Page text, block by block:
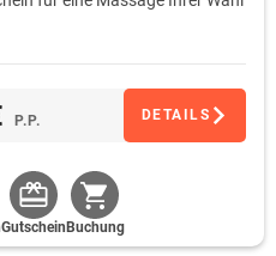
P.P. DETAILS
Gutschein Buchung